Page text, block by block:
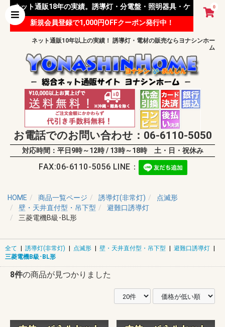
0
ネット通販18年の実績。誘導灯・分電盤・照明器具・ケ
ーブル等 様々な資材を取り扱っています。
新規会員登録で1,000円OFFクーポン発行中！
ネット通販10年以上の実績！ 誘導灯・電材の販売ならヨナシンホー
ム
お電話でのお問い合わせ：06-6110-5050
対応時間：平日9時～12時 / 13時～18時 土・日・祝休み
FAX:06-6110-5056 LINE：
HOME 商品一覧ページ 誘導灯(非常灯)
点滅形
壁・天井直付型・吊下型
避難口誘導灯
三菱電機B級･BL形
全て | 誘導灯(非常灯) | 点滅形 | 壁・天井直付型・吊下型 | 避難口誘導灯 |
三菱電機B級･BL形
8件の商品が見つかりました